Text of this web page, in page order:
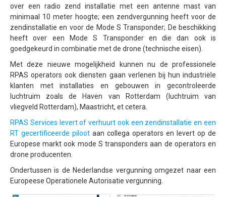
Inspectie infrastructuur
Inspectie windmolens
Inspectie hoogspanningsmasten
Mast inspectie
Thermische inspectie
Luchtvaartuigen
PH-2GO DJI I1
PH-5VU DJI Mavic 2 Ent DUAL
PH-8MF Acecore ZOE
Systemen & Diensten
over een radio zend installatie met een antenne mast van
minimaal 10 meter hoogte; een zendvergunning heeft voor de
zendinstallatie en voor de Mode S Transponder; De beschikking
heeft over een Mode S Transponder en die dan ook is
goedgekeurd in combinatie met de drone (technische eisen).
Met deze nieuwe mogelijkheid kunnen nu de professionele
RPAS operators ook diensten gaan verlenen bij hun industriële
klanten met installaties en gebouwen in gecontroleerde
luchtruim zoals de Haven van Rotterdam (luchtruim van
vliegveld Rotterdam), Maastricht, et cetera.
RPAS Services levert of verhuurt ook een zendinstallatie en een
RT gecertificeerde piloot aan collega operators en levert op de
Europese markt ook mode S transponders aan de operators en
drone producenten.
Ondertussen is de Nederlandse vergunning omgezet naar een
Europeese Operationele Autorisatie vergunning.